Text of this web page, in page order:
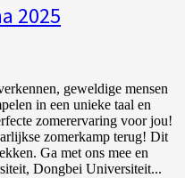
2025
geweldige mensen
in een unieke taal en
zomerervaring voor jou!
zomerkamp terug! Dit
Ga met ons mee en
Dongbei Universiteit...